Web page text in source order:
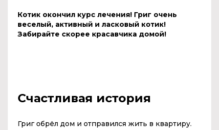
Котик окончил курс лечения! Григ очень
веселый, активный и ласковый котик!
Забирайте скорее красавчика домой!
Счастливая история
Григ обрёл дом и отправился жить в квартиру.